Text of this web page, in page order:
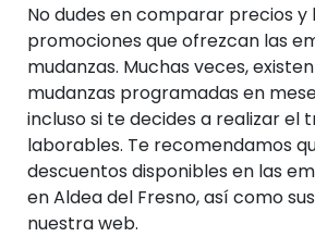
No dudes en comparar precios y
promociones que ofrezcan las
mudanzas. Muchas veces,
mudanzas programadas en
incluso si te decides a realizar el
laborables. Te recomendamos
descuentos disponibles en las
en Aldea del Fresno, así como
nuestra web.